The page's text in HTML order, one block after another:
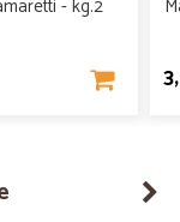
- kg.2